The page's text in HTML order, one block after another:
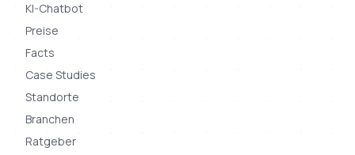
KI-Chatbot
Preise
Facts
Case Studies
Standorte
Branchen
Ratgeber